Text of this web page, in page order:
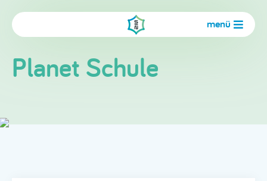
menü
Planet Schule